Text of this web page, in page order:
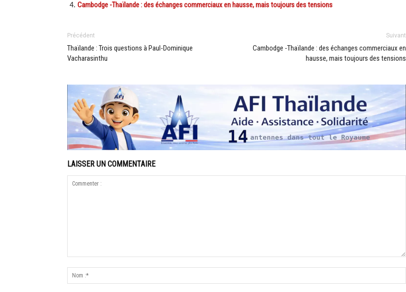
Cambodge -Thaïlande : des échanges commerciaux en hausse, mais toujours des tensions
Précédent
Thaïlande : Trois questions à Paul-Dominique
Vacharasinthu
Suivant
Cambodge -Thaïlande : des échanges commerciaux en
hausse, mais toujours des tensions
LAISSER UN COMMENTAIRE